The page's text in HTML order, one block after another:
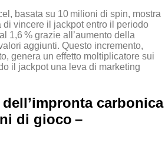
basata su 10 milioni di spin, mostra
vincere il jackpot entro il periodo
1,6 % grazie all’aumento della
aggiunti. Questo incremento,
genera un effetto moltiplicatore sui
il jackpot una leva di marketing
carbonica
di gioco –